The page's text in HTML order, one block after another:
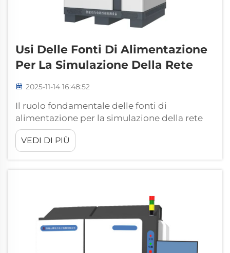
Usi Delle Fonti Di Alimentazione
Per La Simulazione Della Rete
2025-11-14 16:48:52
Il ruolo fondamentale delle fonti di
alimentazione per la simulazione della rete
nei test energetici moderni. Nell'attuale
scenario energetico in rapida evoluzione,
l'integrazione delle fonti di energia
VEDI DI PIÙ